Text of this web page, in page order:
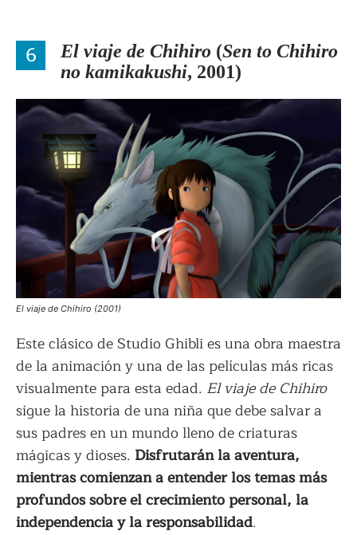
6 El viaje de Chihiro (Sen to Chihiro
no kamikakushi, 2001)
El viaje de Chihiro (2001)
Este clásico de Studio Ghibli es una obra maestra
de la animación y una de las películas más ricas
visualmente para esta edad. El viaje de Chihiro
sigue la historia de una niña que debe salvar a
sus padres en un mundo lleno de criaturas
mágicas y dioses. Disfrutarán la aventura,
mientras comienzan a entender los temas más
profundos sobre el crecimiento personal, la
independencia y la responsabilidad.